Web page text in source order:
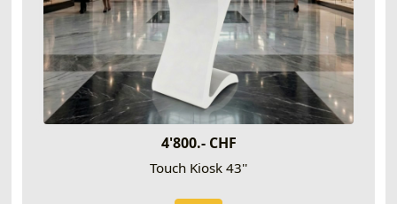
4'800.- CHF
Touch Kiosk 43''